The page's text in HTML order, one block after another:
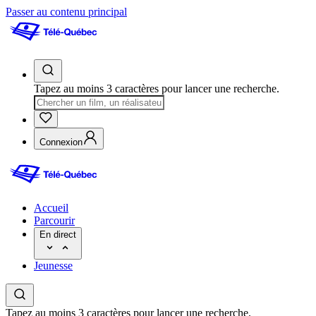
Passer au contenu principal
Tapez au moins 3 caractères pour lancer une recherche.
Connexion
Accueil
Parcourir
En direct
Jeunesse
Tapez au moins 3 caractères pour lancer une recherche.